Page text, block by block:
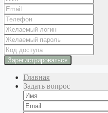
Главная
Задать вопрос